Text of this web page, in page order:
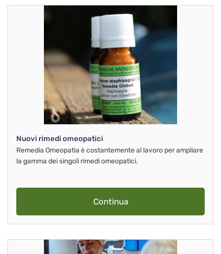
Nuovi rimedi omeopatici
Remedia Omeopatia è costantemente al lavoro per ampliare
la gamma dei singoli rimedi omeopatici.
Continua